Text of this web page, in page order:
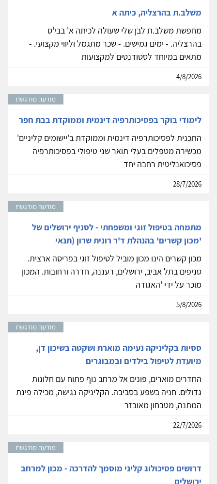
משלב.ת בהרצליה, כיתה א
מחפשת משלב.ת לבן שלי שעולה לכיתה א' בבי'ס
בהרצליה. - ימים גמישים. - שכר מתגמל וליווי מקצועי. -
מתאים במיוחד לסטודנטים למקצועות
4/8/2026
מודעה מודגשת
לימודי בוקר בפסיכותרפיה דינמית וממוקדת בבת חפר
התכנית לפסיכותרפיה דינמית וממוקדת ב'יישומים קליניים'
מכשירה מטפלים בעלי תואר שני טיפולי בפסיכותרפיה
פסיכואנליטית רחבה יחד
28/7/2026
מודעה מודגשת
מתמחה בטיפול זוגי ומשפחתי - לסניף ירושלים של
'מכון קשרים' בהנהלת ד'ר רונית שרון (תנאי
מכון קשרים הינו מכון מוביל לטיפול זוגי בפריסה ארצית.
סניפים בתל אביב, ירושלים, רעננה, חדרה ורחובות. המכון
מוכר על ידי 'האגודה
5/8/2026
מודעה מודגשת
ססיות בקליניקה נעימה מוארת ושקטה בשיכון דן,
מיועדת לטיפול בילדים ובמבוגרים
החדרים מוארים, פונים אל מרחב נוף פתוח עם חלונות
גדולים. חניה בשפע בסביבה. הקליניקה נגישה, מכילה פינת
המתנה, מטבחון מאובזר
22/7/2026
מודעה מודגשת
דרושים פסיכולוג קליני מוסמך להדרכה - מכון למרחב
ירושלים